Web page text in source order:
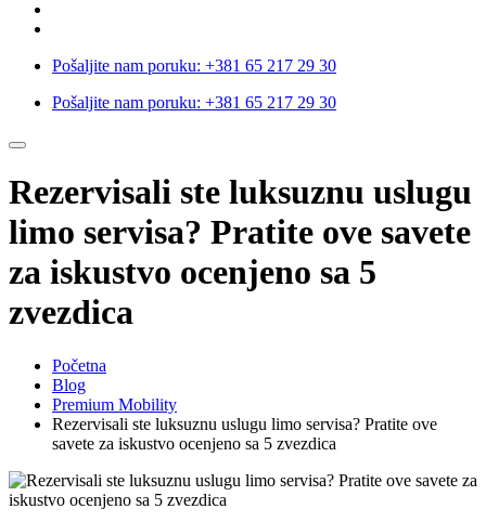
Pošaljite nam poruku: +381 65 217 29 30
Pošaljite nam poruku: +381 65 217 29 30
Rezervisali ste luksuznu uslugu
limo servisa? Pratite ove savete
za iskustvo ocenjeno sa 5
zvezdica
Početna
Blog
Premium Mobility
Rezervisali ste luksuznu uslugu limo servisa? Pratite ove
savete za iskustvo ocenjeno sa 5 zvezdica